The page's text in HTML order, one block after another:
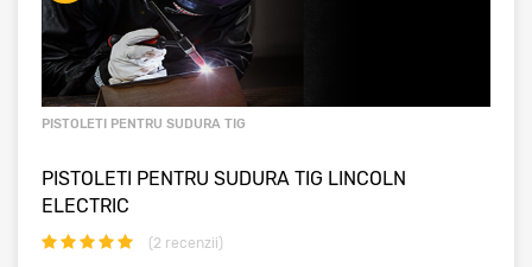
PISTOLETI PENTRU SUDURA TIG
PISTOLETI PENTRU SUDURA TIG LINCOLN
ELECTRIC
(2 recenzii)